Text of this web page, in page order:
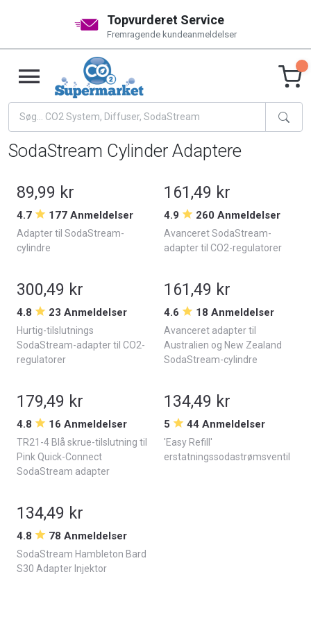
Topvurderet Service
Fremragende kundeanmeldelser
SodaStream Cylinder Adaptere
89,99 kr
4.7 177 Anmeldelser
Adapter til SodaStream-
cylindre
161,49 kr
4.9 260 Anmeldelser
Avanceret SodaStream-
adapter til CO2-regulatorer
300,49 kr
4.8 23 Anmeldelser
Hurtig-tilslutnings
SodaStream-adapter til CO2-
regulatorer
161,49 kr
4.6 18 Anmeldelser
Avanceret adapter til
Australien og New Zealand
SodaStream-cylindre
179,49 kr
4.8 16 Anmeldelser
TR21-4 Blå skrue-tilslutning til
Pink Quick-Connect
SodaStream adapter
134,49 kr
5 44 Anmeldelser
'Easy Refill'
erstatningssodastrømsventil
134,49 kr
4.8 78 Anmeldelser
SodaStream Hambleton Bard
S30 Adapter Injektor